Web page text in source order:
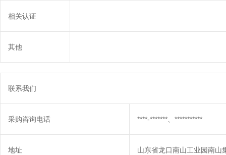
相关认证
其他
联系我们
采购咨询电话 ****-*******、***********
地址 山东省龙口南山工业园南山